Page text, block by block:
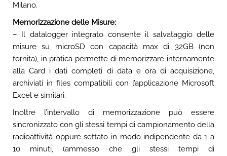
Milano.
Memorizzazione delle Misure:
– Il datalogger integrato consente il salvataggio delle
misure su microSD con capacità max di 32GB (non
fornita), in pratica permette di memorizzare internamente
alla Card i dati completi di data e ora di acquisizione,
archiviati in files compatibili con l’applicazione Microsoft
Excel e similari.
Inoltre l’intervallo di memorizzazione può essere
sincronizzato con gli stessi tempi di campionamento della
radioattività oppure settato in modo indipendente da 1 a
10 minuti, (ammesso che gli stessi tempi di